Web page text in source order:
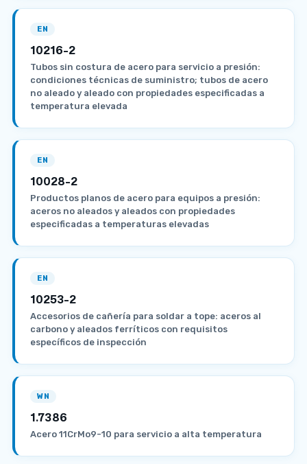
EN
10216-2
Tubos sin costura de acero para servicio a presión:
condiciones técnicas de suministro; tubos de acero
no aleado y aleado con propiedades especificadas a
temperatura elevada
EN
10028-2
Productos planos de acero para equipos a presión:
aceros no aleados y aleados con propiedades
especificadas a temperaturas elevadas
EN
10253-2
Accesorios de cañería para soldar a tope: aceros al
carbono y aleados ferríticos con requisitos
específicos de inspección
WN
1.7386
Acero 11CrMo9-10 para servicio a alta temperatura